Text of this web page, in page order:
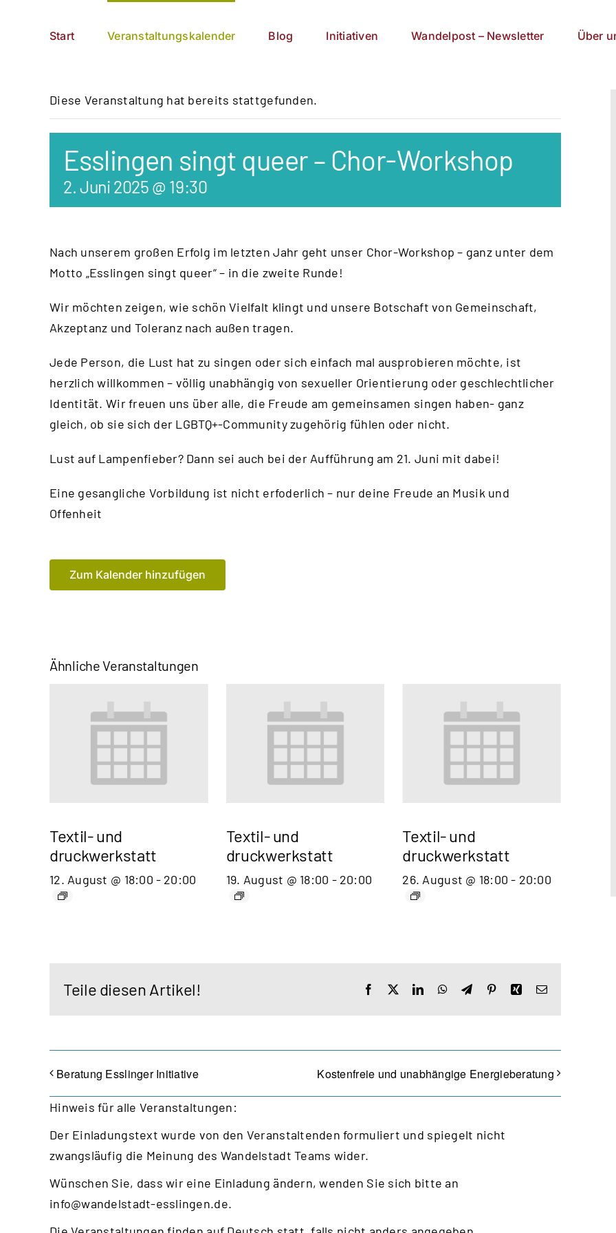
Start Veranstaltungskalender Blog Initiativen Wandelpost – Newsletter Über
Diese Veranstaltung hat bereits stattgefunden.
Esslingen singt queer – Chor-Workshop
2. Juni 2025 @ 19:30
Nach unserem großen Erfolg im letzten Jahr geht unser Chor-Workshop – ganz unter dem
Motto „Esslingen singt queer“ – in die zweite Runde!
Wir möchten zeigen, wie schön Vielfalt klingt und unsere Botschaft von Gemeinschaft,
Akzeptanz und Toleranz nach außen tragen.
Jede Person, die Lust hat zu singen oder sich einfach mal ausprobieren möchte, ist
herzlich willkommen – völlig unabhängig von sexueller Orientierung oder geschlechtlicher
Identität. Wir freuen uns über alle, die Freude am gemeinsamen singen haben- ganz
gleich, ob sie sich der LGBTQ+-Community zugehörig fühlen oder nicht.
Lust auf Lampenfieber? Dann sei auch bei der Aufführung am 21. Juni mit dabei!
Eine gesangliche Vorbildung ist nicht erfoderlich – nur deine Freude an Musik und
Offenheit
Zum Kalender hinzufügen
Ähnliche Veranstaltungen
Textil- und
druckwerkstatt
12. August @ 18:00 - 20:00
Textil- und
druckwerkstatt
19. August @ 18:00 - 20:00
Textil- und
druckwerkstatt
26. August @ 18:00 - 20:00
Teile diesen Artikel! Facebook LinkedInWhatsApp
TelegramPinterestXingE-
Beratung Esslinger Initiative Kostenfreie und unabhängige Energieberatung
Hinweis für alle Veranstaltungen:
Der Einladungstext wurde von den Veranstaltenden formuliert und spiegelt nicht
zwangsläufig die Meinung des Wandelstadt Teams wider.
Wünschen Sie, dass wir eine Einladung ändern, wenden Sie sich bitte an
info@wandelstadt-esslingen.de.